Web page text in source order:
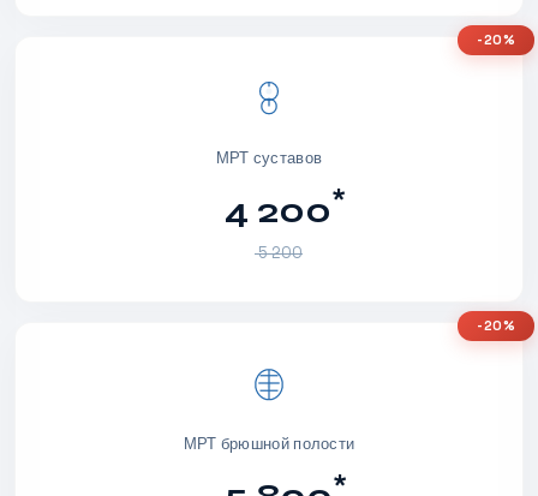
МРТ суставов
4 200*
5 200
-20%
МРТ брюшной полости
*
-20%